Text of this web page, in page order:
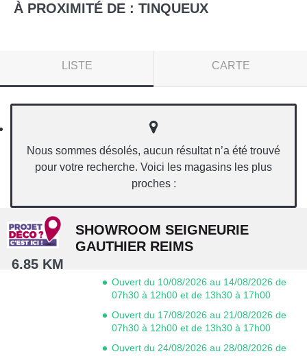
À PROXIMITÉ DE : TINQUEUX
LISTE CARTE
Nous sommes désolés, aucun résultat n’a été trouvé
pour votre recherche. Voici les magasins les plus
proches :
6.85 KM
SHOWROOM SEIGNEURIE
GAUTHIER REIMS
Ouvert du 10/08/2026 au 14/08/2026 de
07h30 à 12h00 et de 13h30 à 17h00
Ouvert du 17/08/2026 au 21/08/2026 de
07h30 à 12h00 et de 13h30 à 17h00
Ouvert du 24/08/2026 au 28/08/2026 de